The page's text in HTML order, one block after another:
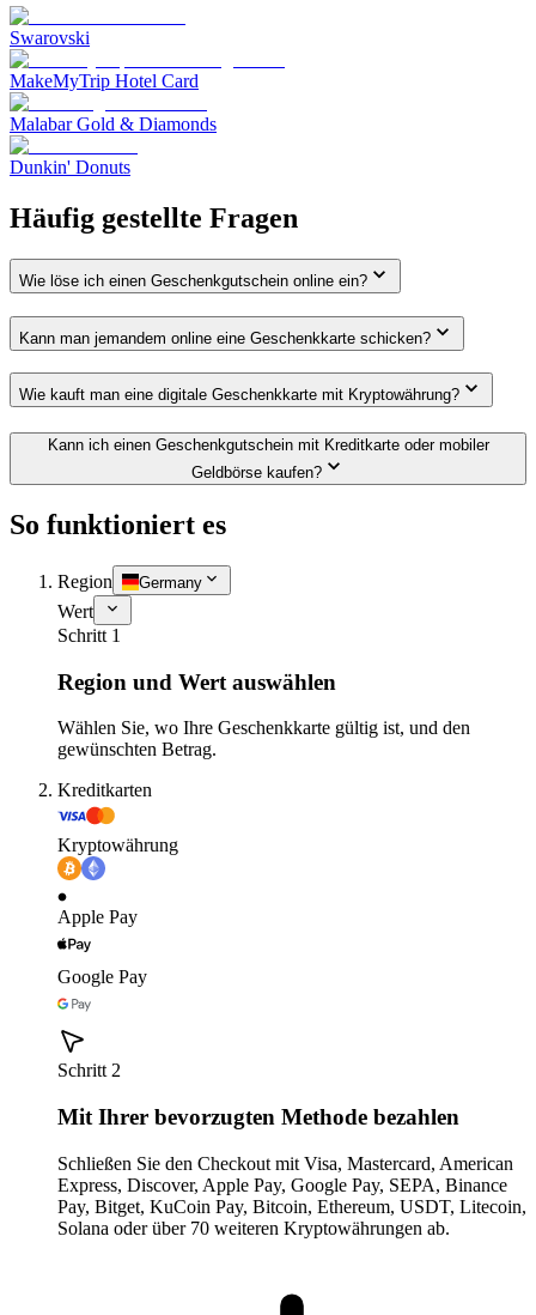
Swarovski
MakeMyTrip Hotel Card
Malabar Gold & Diamonds
Dunkin' Donuts
Häufig gestellte Fragen
Wie löse ich einen Geschenkgutschein online ein?
Kann man jemandem online eine Geschenkkarte schicken?
Wie kauft man eine digitale Geschenkkarte mit Kryptowährung?
Kann ich einen Geschenkgutschein mit Kreditkarte oder mobiler
Geldbörse kaufen?
So funktioniert es
Region Germany
Wert
Schritt 1
Region und Wert auswählen
Wählen Sie, wo Ihre Geschenkkarte gültig ist, und den
gewünschten Betrag.
Kreditkarten
Kryptowährung
Apple Pay
Google Pay
Schritt 2
Mit Ihrer bevorzugten Methode bezahlen
Schließen Sie den Checkout mit Visa, Mastercard, American
Express, Discover, Apple Pay, Google Pay, SEPA, Binance
Pay, Bitget, KuCoin Pay, Bitcoin, Ethereum, USDT, Litecoin,
Solana oder über 70 weiteren Kryptowährungen ab.